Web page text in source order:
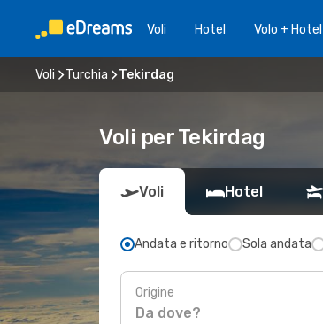
Voli Hotel Volo + Hotel
Voli Turchia Tekirdag
Voli per Tekirdag
Voli Hotel
Andata e ritorno Sola andata
Origine